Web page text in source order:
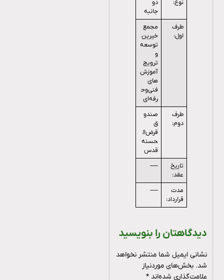
جانبه
مجمع
خیرین
توسعه
ترویج
آموزش‌
فنی‌وح
رفه‌ای
صندو
قرض‌ال
حسنه
قدس
تاریخ
مدت
قرارداد:
دیدگاهتان را بنویسید
نشانی ایمیل شما منتشر نخواهد
بخش‌های موردنیاز
علامت‌گذاری شده‌اند*